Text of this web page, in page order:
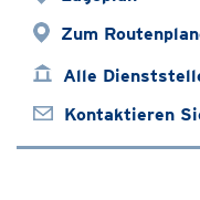
Zum
Alle
Kontaktieren